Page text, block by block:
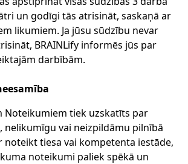
un godīgi tās atrisināt, saskaņā ar
likumiem. Ja jūsu sūdzību nevar
BRAINLify informēs jūs par
darbībām.
Noteikumiem tiek uzskatīts par
nelikumīgu vai neizpildāmu pilnībā
noteikt tiesa vai kompetenta iestāde,
noteikumi paliek spēkā un